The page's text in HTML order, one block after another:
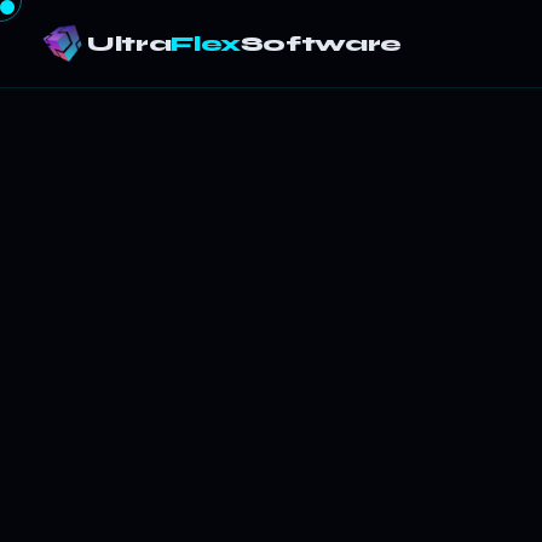
UltraFlexSoftware